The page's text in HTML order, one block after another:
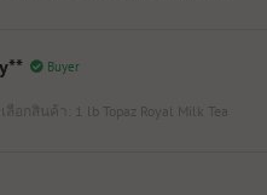
Buyer
เลือกสินค้า: 1 lb Topaz Royal Milk Tea